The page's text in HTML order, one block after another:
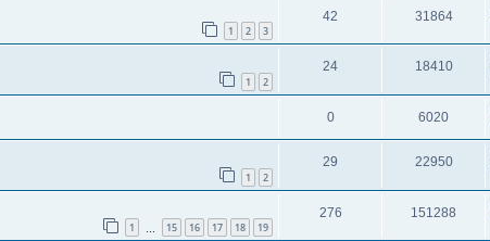
1 2 3
42 31864
1 2
24 18410
0 6020
1 2
29 22950
1 15 16 17 18 19
276 151288